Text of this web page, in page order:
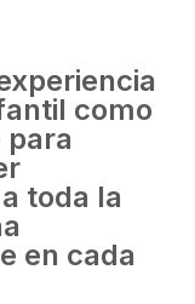
como
para
toda la
en cada